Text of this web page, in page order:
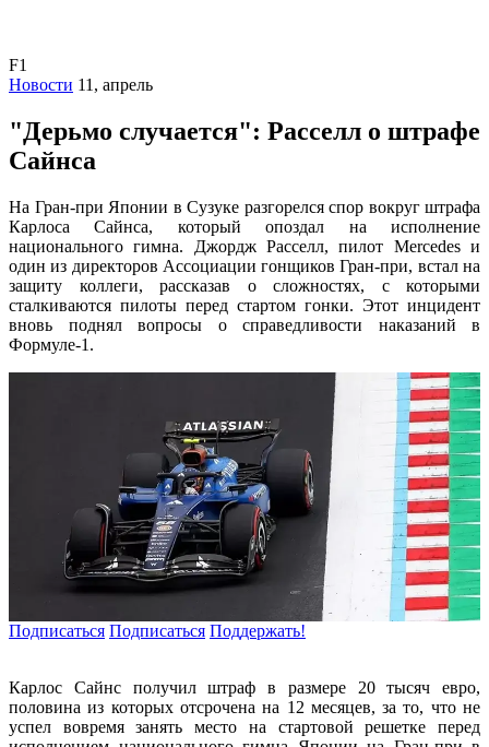
F1
Новости 11, апрель
"Дерьмо случается": Расселл о штрафе
Сайнса
На Гран-при Японии в Сузуке разгорелся спор вокруг штрафа
Карлоса Сайнса, который опоздал на исполнение
национального гимна. Джордж Расселл, пилот Mercedes и
один из директоров Ассоциации гонщиков Гран-при, встал на
защиту коллеги, рассказав о сложностях, с которыми
сталкиваются пилоты перед стартом гонки. Этот инцидент
вновь поднял вопросы о справедливости наказаний в
Формуле-1.
Подписаться Подписаться Поддержать!
Карлос Сайнс получил штраф в размере 20 тысяч евро,
половина из которых отсрочена на 12 месяцев, за то, что не
успел вовремя занять место на стартовой решетке перед